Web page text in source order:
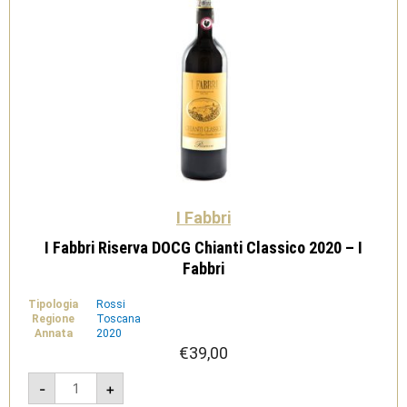
I Fabbri
I Fabbri Riserva DOCG Chianti Classico 2020 – I
Fabbri
Tipologia
Rossi
Regione
Toscana
Annata
2020
€39,00
-
I
Fabbri
Riserva
+